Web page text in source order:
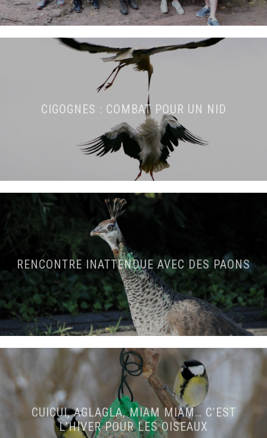
CIGOGNES : COMBAT POUR UN NID
RENCONTRE INATTENDUE AVEC DES PAONS
CUICUI, AGLAGLA, MIAM MIAM… C’EST
L’HIVER POUR LES OISEAUX